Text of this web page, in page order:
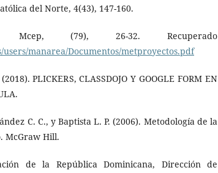
del Norte, 4(43), 147-160.
Mcep, (79), 26-32. Recuperado
manarea/Documentos/metproyectos.pdf
PLICKERS, CLASSDOJO Y GOOGLE FORM EN
C. C., y Baptista L. P. (2006). Metodología de la
McGraw Hill.
de la República Dominicana, Dirección de